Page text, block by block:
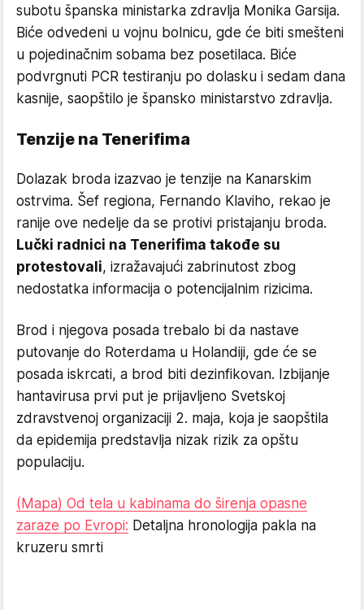
subotu španska ministarka zdravlja Monika Garsija.
Biće odvedeni u vojnu bolnicu, gde će biti smešteni
u pojedinačnim sobama bez posetilaca. Biće
podvrgnuti PCR testiranju po dolasku i sedam dana
kasnije, saopštilo je špansko ministarstvo zdravlja.
Tenzije na Tenerifima
Dolazak broda izazvao je tenzije na Kanarskim
ostrvima. Šef regiona, Fernando Klaviho, rekao je
ranije ove nedelje da se protivi pristajanju broda.
Lučki radnici na Tenerifima takođe su
protestovali, izražavajući zabrinutost zbog
nedostatka informacija o potencijalnim rizicima.
Brod i njegova posada trebalo bi da nastave
putovanje do Roterdama u Holandiji, gde će se
posada iskrcati, a brod biti dezinfikovan. Izbijanje
hantavirusa prvi put je prijavljeno Svetskoj
zdravstvenoj organizaciji 2. maja, koja je saopštila
da epidemija predstavlja nizak rizik za opštu
populaciju.
(Mapa) Od tela u kabinama do širenja opasne
zaraze po Evropi: Detaljna hronologija pakla na
kruzeru smrti